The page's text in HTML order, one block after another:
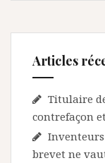
Articles
Titulaire
contrefaçon
brevet ne